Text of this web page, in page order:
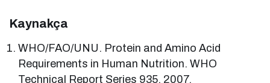
Kaynakça
WHO/FAO/UNU. Protein and Amino Acid
Requirements in Human Nutrition. WHO
Technical Report Series 935, 2007.